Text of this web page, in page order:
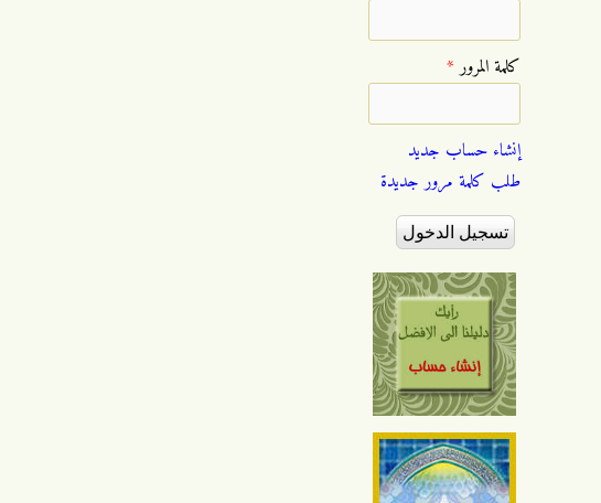
‏كلمة المرور ‏*
إنشاء حساب جديد
طلب كلمة مرور جديدة